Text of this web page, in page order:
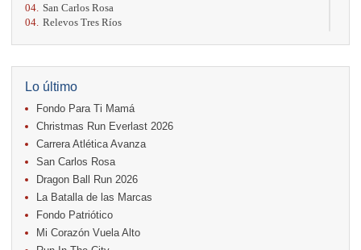
04. San Carlos Rosa
04. Relevos Tres Ríos
17. Caribe Paradise Run
18.
Casa Turire Trail Run
18. Warriors Run Circuit
18. Samsung Jacó Beach Half Marathon 2026
25. KRun by Under Armour
25. Run Alajuela
Noviembre
08. Lindora Run
15. Entre Pan y Rosas
Diciembre
Lo último
Fondo Para Ti Mamá
Christmas Run Everlast 2026
Carrera Atlética Avanza
San Carlos Rosa
Dragon Ball Run 2026
La Batalla de las Marcas
Fondo Patriótico
Mi Corazón Vuela Alto